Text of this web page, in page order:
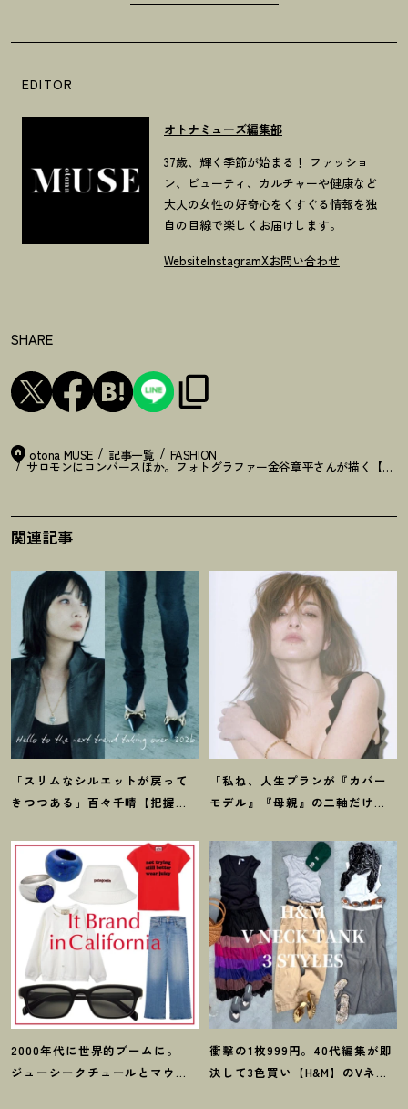
EDITOR
オトナミューズ編集部
37歳、輝く季節が始まる！ ファッショ
ン、ビューティ、カルチャーや健康など
大人の女性の好奇心をくすぐる情報を独
自の目線で楽しくお届けします。
WebsiteInstagramXお問い合わせ
SHARE
otona MUSE 記事一覧 FASHION
サロモンにコンバースほか。フォトグラファー金谷章平さんが描く【シ
関連記事
「スリムなシルエットが戻って
きつつある」百々千晴【把握し
て？
「私ね、人生プランが『カバー
モデル』『母親』の二軸だけな
き方】
2000年代に世界的ブームに。
ジューシークチュールとマウ
衝撃の1枚999円。40代編集が即
決して3色買い【H&M】のVネッ